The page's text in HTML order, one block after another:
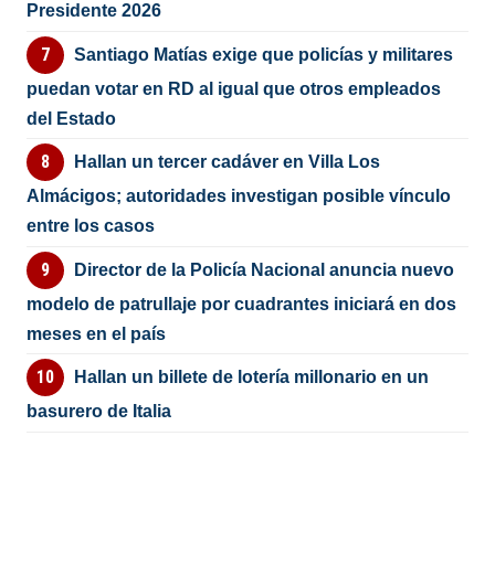
Presidente 2026
Santiago Matías exige que policías y militares
puedan votar en RD al igual que otros empleados
del Estado
Hallan un tercer cadáver en Villa Los
Almácigos; autoridades investigan posible vínculo
entre los casos
Director de la Policía Nacional anuncia nuevo
modelo de patrullaje por cuadrantes iniciará en dos
meses en el país
Hallan un billete de lotería millonario en un
basurero de Italia